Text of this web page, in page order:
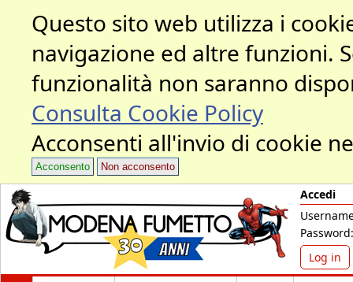
Questo sito web utilizza i
navigazione ed altre funzioni.
funzionalità non saranno
Consulta Cookie Policy
Acconsenti all'invio di cookie
Acconsento Non acconsento
Accedi
Password:
Log in